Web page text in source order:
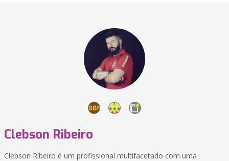
Clebson Ribeiro
Clebson Ribeiro é um profissional multifacetado com uma